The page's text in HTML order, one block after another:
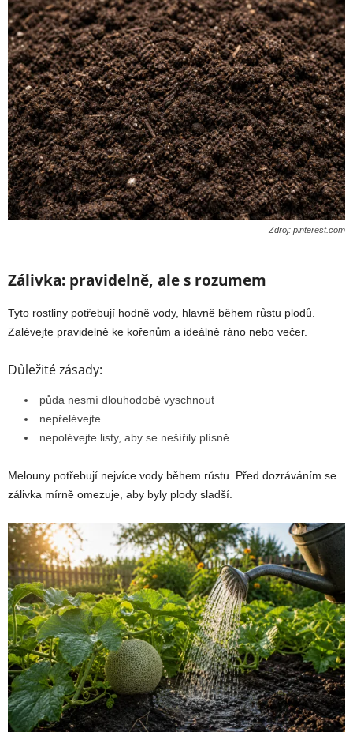
Zdroj: pinterest.com
Zálivka: pravidelně, ale s rozumem
Tyto rostliny potřebují hodně vody, hlavně během růstu plodů.
Zalévejte pravidelně ke kořenům a ideálně ráno nebo večer.
Důležité zásady:
půda nesmí dlouhodobě vyschnout
nepřelévejte
nepolévejte listy, aby se nešířily plísně
Melouny potřebují nejvíce vody během růstu. Před dozráváním se
zálivka mírně omezuje, aby byly plody sladší.